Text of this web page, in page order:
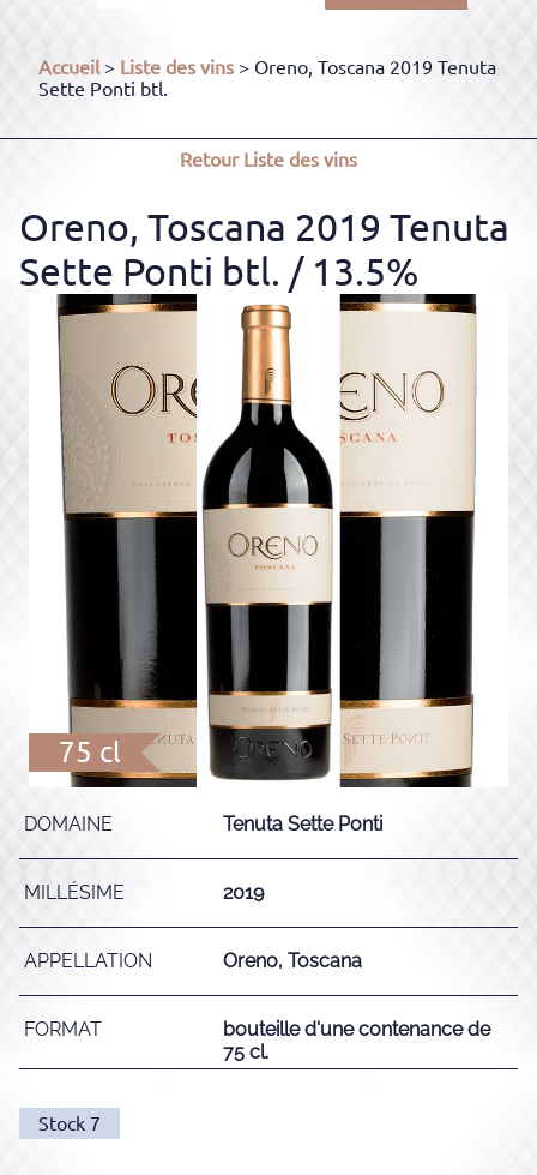
Accueil> Liste des vins > Oreno, Toscana 2019 Tenuta
Sette Ponti btl.
RetourListe des vins
Oreno, Toscana 2019 Tenuta
Sette Ponti btl. / 13.5%
75 cl
DOMAINE Tenuta Sette Ponti
MILLÉSIME 2019
APPELLATION Oreno, Toscana
FORMAT
bouteille d'une contenance de
75 cl.
Stock 7